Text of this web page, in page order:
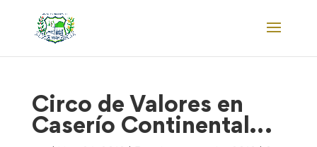
Circo de Valores en
Caserío Continental…